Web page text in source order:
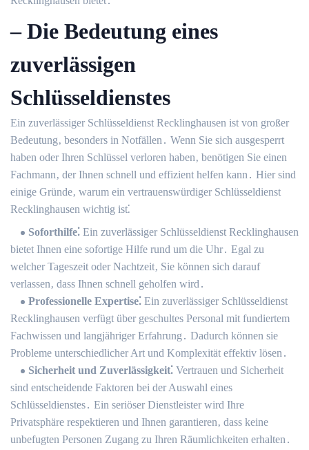
– Die Bedeutung eines
zuverlässigen
Schlüsseldienstes
Ein zuverlässiger Schlüsseldienst Recklinghausen ist von großer
Bedeutung‚ besonders in Notfällen․ Wenn Sie sich ausgesperrt
haben oder Ihren Schlüssel verloren haben‚ benötigen Sie einen
Fachmann‚ der Ihnen schnell und effizient helfen kann․ Hier sind
einige Gründe‚ warum ein vertrauenswürdiger Schlüsseldienst
Recklinghausen wichtig ist⁚
Soforthilfe⁚ Ein zuverlässiger Schlüsseldienst Recklinghausen
bietet Ihnen eine sofortige Hilfe rund um die Uhr․ Egal zu
welcher Tageszeit oder Nachtzeit‚ Sie können sich darauf
verlassen‚ dass Ihnen schnell geholfen wird․
Professionelle Expertise⁚ Ein zuverlässiger Schlüsseldienst
Recklinghausen verfügt über geschultes Personal mit fundiertem
Fachwissen und langjähriger Erfahrung․ Dadurch können sie
Probleme unterschiedlicher Art und Komplexität effektiv lösen․
Sicherheit und Zuverlässigkeit⁚ Vertrauen und Sicherheit
sind entscheidende Faktoren bei der Auswahl eines
Schlüsseldienstes․ Ein seriöser Dienstleister wird Ihre
Privatsphäre respektieren und Ihnen garantieren‚ dass keine
unbefugten Personen Zugang zu Ihren Räumlichkeiten erhalten․